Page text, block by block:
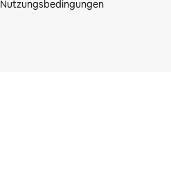
Nutzungsbedingungen